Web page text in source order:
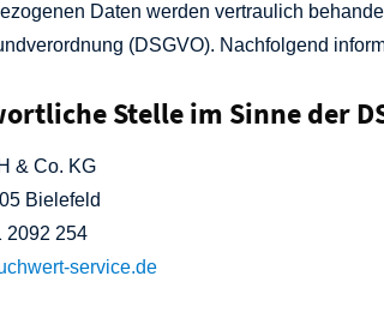
Daten werden vertraulich
(DSGVO). Nachfolgend
Stelle im Sinne der
& Co. KG
Bielefeld
2092 254
service.de